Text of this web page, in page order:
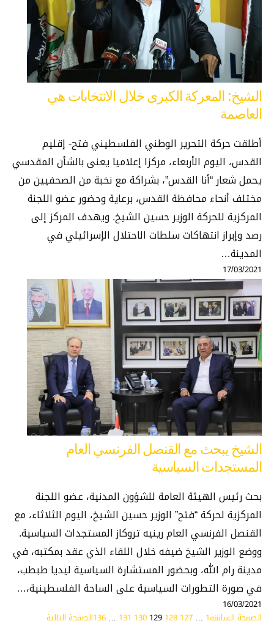
الشيخ: المعركة الكبرى خلال الانتخابات هي
العاصمة
أطلقت حركة التحرير الوطني الفلسطيني فتح- إقليم
القدس، اليوم الأربعاء، مركزا إعلاميا يعنى بالشأن المقدسي
يحمل شعار “أنا القدس”، بشراكة مع نخبة من الصحفيين من
مختلف أنحاء محافظة القدس، برعاية وحضور عضو اللجنة
المركزية للحركة الوزير حسين الشيخ. ويهدف المركز إلى
رصد وإبراز انتهاكات سلطات الاحتلال الإسرائيلي في
المدينة…
17/03/2021
الشيخ يبحث مع القنصل الفرنسي العام
المستجدات السياسية
بحث رئيس الهيئة العامة للشؤون المدنية، عضو اللجنة
المركزية لحركة “فتح” الوزير حسين الشيخ، اليوم الثلاثاء، مع
القنصل الفرنسي العام رينيه تروكاز المستجدات السياسية.
ووضع الوزير الشيخ ضيفه خلال اللقاء الذي عقد بمكتبه، في
مدينة رام الله، وبحضور المستشارة السياسية ليديا طبطب،
في صورة التطورات السياسية على الساحة الفلسطينية،…
16/03/2021
الصفحة السابقة1
…
127
128
129
130
131
…
136الصفحة التالية